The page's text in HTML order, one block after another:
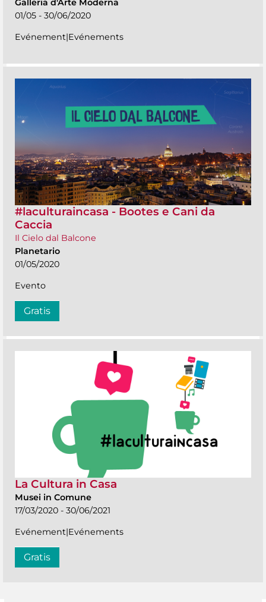
Galleria d'Arte Moderna
01/05 - 30/06/2020
Evénement|Evénements
#laculturaincasa - Bootes e Cani da
Caccia
Il Cielo dal Balcone
Planetario
01/05/2020
Evento
Gratis
La Cultura in Casa
Musei in Comune
17/03/2020 - 30/06/2021
Evénement|Evénements
Gratis